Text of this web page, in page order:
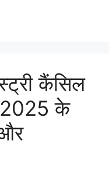
कैंसिल
2025 के